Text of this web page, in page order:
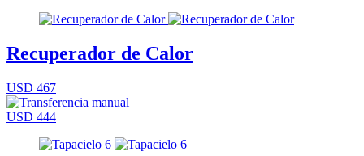
Recuperador de Calor
USD 467
USD 444